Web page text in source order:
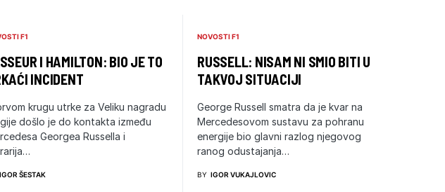
F1
I HAMILTON: BIO JE TO
INCIDENT
krugu utrke za Veliku nagradu
došlo je do kontakta između
Georgea Russella i
IGOR ŠESTAK
NOVOSTI F1
RUSSELL: NISAM NI SMIO BITI U
TAKVOJ SITUACIJI
George Russell smatra da je kvar na
Mercedesovom sustavu za pohranu
energije bio glavni razlog njegovog
ranog odustajanja…
BY IGOR VUKAJLOVIC